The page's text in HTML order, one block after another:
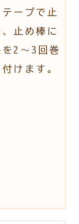
テープで止
、止め棒に
を2～3回巻
付けます。